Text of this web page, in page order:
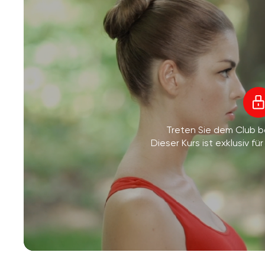
Treten Sie dem Club
Dieser Kurs ist exklusiv